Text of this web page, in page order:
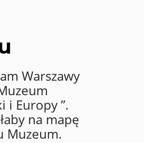
Warszawy
i Europy ”.
na mapę
Muzeum.